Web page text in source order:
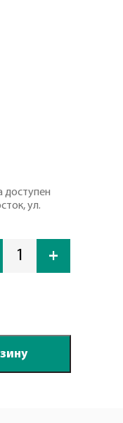
доступен
ул.
1 +